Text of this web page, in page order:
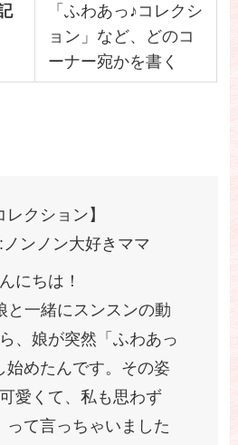
「ふわあっ♪コレクシ
ョン」など、どのコ
ーナー宛かを書く
レクション】
ンノン大好きママ
にちは！
と一緒にスンスンの動
、娘が突然「ふわあっ
始めたんです。その姿
愛くて、私も思わず
って言っちゃいました